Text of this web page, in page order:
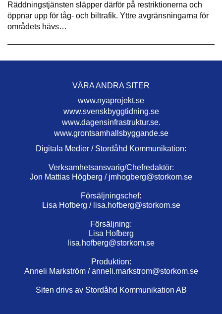
Räddningstjänsten släpper därför på restriktionerna och
öppnar upp för tåg- och biltrafik. Yttre avgränsningarna för
områdets hävs…
VÅRA ANDRA SITER
www.nyaprojekt.se
www.svenskbyggtidning.se
www.dagensinfrastruktur.se.
www.grontsamhallsbyggande.se
Digitala Medier / Stordåhd Kommunikation:
Verksamhetsansvarig/Chefredaktör:
Jon Mattias Högberg / jmhogberg@storkom.se
Försäljningschef:
Lisa Hofberg / lisa.hofberg@storkom.se
Försäljning:
Lisa Hofberg
lisa.hofberg@storkom.se
Produktion:
Anneli Markström /anneli.markstrom@storkom.se
Siten drivs av Stordåhd Kommunikation AB